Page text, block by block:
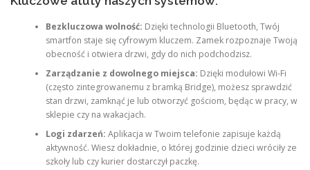
Bezkluczowa wolność: Dzięki technologii Bluetooth, Twój
smartfon staje się cyfrowym kluczem. Zamek rozpoznaje Twoją
obecność i otwiera drzwi, gdy do nich podchodzisz.
Zarządzanie z dowolnego miejsca: Dzięki modułowi Wi-Fi
(często zintegrowanemu z bramką Bridge), możesz sprawdzić
stan drzwi, zamknąć je lub otworzyć gościom, będąc w pracy, w
sklepie czy na wakacjach.
Logi zdarzeń: Aplikacja w Twoim telefonie zapisuje każdą
aktywność. Wiesz dokładnie, o której godzinie dzieci wróciły ze
szkoły lub czy kurier dostarczył paczkę.